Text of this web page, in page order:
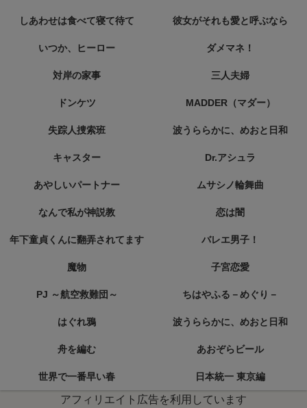
しあわせは食べて寝て待て 彼女がそれも愛と呼ぶなら
いつか、ヒーロー ダメマネ！
対岸の家事 三人夫婦
ドンケツ MADDER（マダー）
失踪人捜索班 波うららかに、めおと日和
キャスター Dr.アシュラ
あやしいパートナー ムサシノ輪舞曲
なんで私が神説教 恋は闇
年下童貞くんに翻弄されてます バレエ男子！
魔物 子宮恋愛
PJ ～航空救難団～ ちはやふる－めぐり－
はぐれ鴉 波うららかに、めおと日和
舟を編む あおぞらビール
世界で一番早い春 日本統一 東京編
アフィリエイト広告を利用しています